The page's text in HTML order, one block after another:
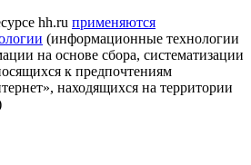
hh.ru применяются
(информационные технологии
на основе сбора, систематизации
к предпочтениям
находящихся на территории